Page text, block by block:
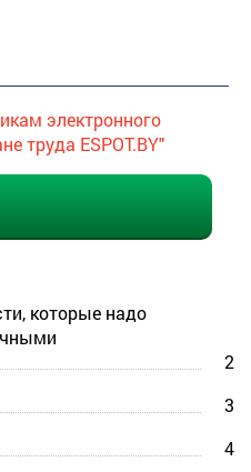
электронного
труда ESPOT.BY"
которые надо
2
3
4